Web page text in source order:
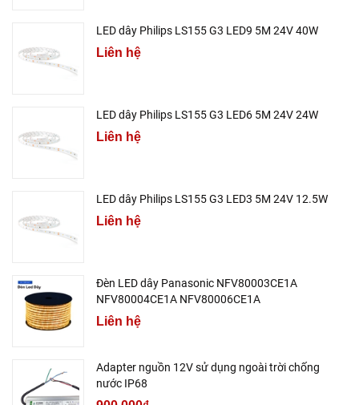
LED dây Philips LS155 G3 LED9 5M 24V 40W
Liên hệ
LED dây Philips LS155 G3 LED6 5M 24V 24W
Liên hệ
LED dây Philips LS155 G3 LED3 5M 24V 12.5W
Liên hệ
Đèn LED dây Panasonic NFV80003CE1A
NFV80004CE1A NFV80006CE1A
Liên hệ
Adapter nguồn 12V sử dụng ngoài trời chống
nước IP68